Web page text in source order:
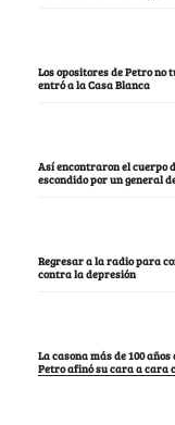
Los opositores de Petro
entró a la Casa Blanca
Así encontraron el cuerpo
escondido por un general
Regresar a la radio para
contra la depresión
La casona más de 100
Petro afinó su cara a cara